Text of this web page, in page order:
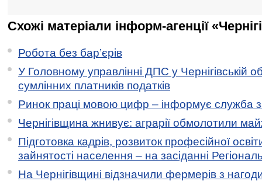
Схожі матеріали інформ-агенції
Робота без бар’єрів
У Головному управлінні ДПС у Чернігівській
сумлінних платників податків
Ринок праці мовою цифр – інформує служба
Чернігівщина жнивує: аграрії обмолотили
Підготовка кадрів, розвиток професійної
зайнятості населення – на засіданні
На Чернігівщині відзначили фермерів з